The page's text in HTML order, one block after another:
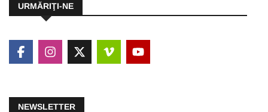
URMĂRIŢI-NE
NEWSLETTER